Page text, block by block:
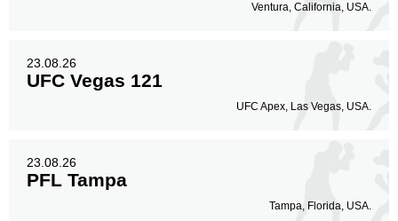
Ventura, California, USA.
23.08.26
UFC Vegas 121
UFC Apex, Las Vegas, USA.
23.08.26
PFL Tampa
Tampa, Florida, USA.